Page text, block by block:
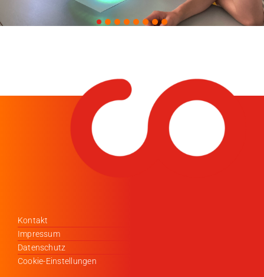
Kontakt
Impressum
Datenschutz
Cookie-Einstellungen